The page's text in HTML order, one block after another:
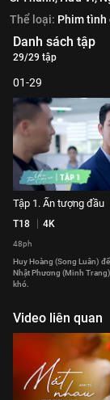
Thể loại: Phim tình
Danh sách tập
29/29 tập
01-29
Tập 1. Ấn tượng đầu
T18 4K
48ph
Huy Hoàng (Song Luân)
Nhật Phương (Minh
khó.
Video liên quan